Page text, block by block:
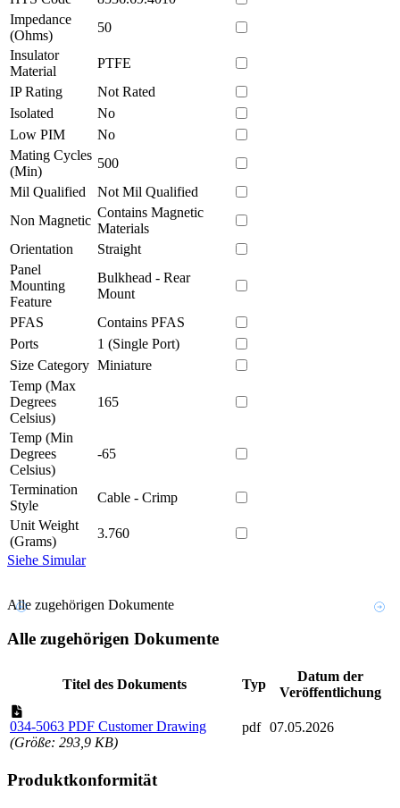
Impedance
(Ohms)
50
Insulator
Material
PTFE
IP Rating
Not Rated
Isolated
No
Low PIM
No
Mating Cycles
(Min)
500
Mil Qualified
Not Mil Qualified
Non Magnetic
Contains Magnetic
Materials
Orientation
Straight
Panel
Mounting
Feature
Bulkhead - Rear
Mount
PFAS
Contains PFAS
Ports
1 (Single Port)
Size Category Miniature
Temp (Max
Degrees
Celsius)
165
Temp (Min
Degrees
Celsius)
-65
Termination
Style
Cable - Crimp
Unit Weight
(Grams)
3.760
Siehe Simular
Alle zugehörigen Dokumente
Alle zugehörigen Dokumente
Titel des Dokuments Typ
Datum der
Veröffentlichung
034-5063 PDF Customer Drawing
(Größe: 293,9 KB)
pdf 07.05.2026
Produktkonformität